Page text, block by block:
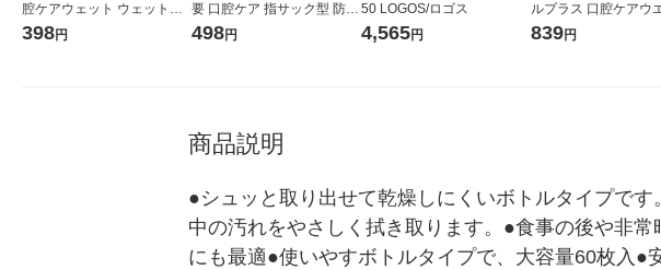
腔ケアウェット ウェットシ
ート 個包装 指サック型 防災
398円
要 口腔ケア 指サック型 防災
介護 1袋（60枚入） 本田洋
498円
50 LOGOS/ロゴス
4,565円
ルプラス 口腔ケアウ
ィー スッキリタイプ
839円
商品説明
●シュッと取り出せて乾燥しにくいボトルタイプで
中の汚れをやさしく拭き取ります。●食事の後や非
にも最適●使いやすボトルタイプで、大容量60枚入